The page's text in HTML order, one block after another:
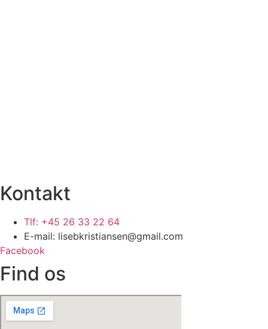
Kontakt
Tlf: +45 26 33 22 64
E-mail: lisebkristiansen@gmail.com
Facebook
Find os